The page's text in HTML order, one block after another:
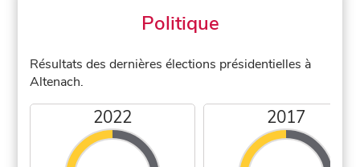
Politique
Résultats des dernières élections présidentielles à
Altenach.
2022 2017